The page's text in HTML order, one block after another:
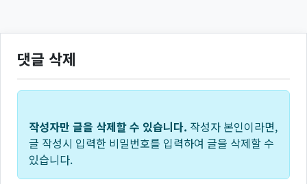
댓글 삭제
작성자만 글을 삭제할 수 있습니다. 작성자 본인이라면,
글 작성시 입력한 비밀번호를 입력하여 글을 삭제할 수
있습니다.